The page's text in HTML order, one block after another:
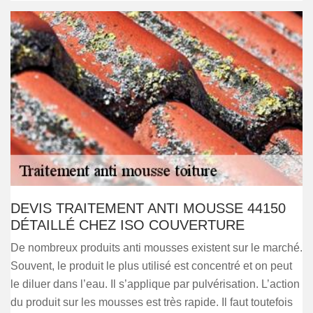
DEVIS TRAITEMENT ANTI MOUSSE 44150
DÉTAILLÉ CHEZ ISO COUVERTURE
De nombreux produits anti mousses existent sur le marché.
Souvent, le produit le plus utilisé est concentré et on peut
le diluer dans l’eau. Il s’applique par pulvérisation. L’action
du produit sur les mousses est très rapide. Il faut toutefois